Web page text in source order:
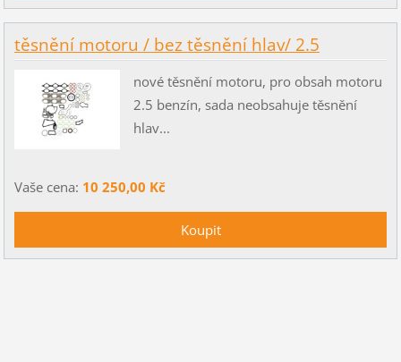
těsnění motoru / bez těsnění hlav/ 2.5
nové těsnění motoru, pro obsah motoru
2.5 benzín, sada neobsahuje těsnění
hlav...
Vaše cena: 10 250,00 Kč